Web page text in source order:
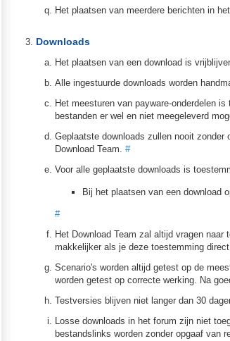
Het plaatsen van meerdere berichten in
Downloads
Het plaatsen van een download is
Alle ingestuurde downloads worden
Het meesturen van payware-onderdelen
bestanden er wel en niet meegeleverd
Geplaatste downloads zullen nooit zonder
Download Team. #
Voor alle geplaatste downloads is
Bij het plaatsen van een download
#
Het Download Team zal altijd vragen
makkelijker als je deze toestemming direct
Scenario's worden altijd getest op de
worden getest op correcte werking. Na
Testversies blijven niet langer dan 30
Losse downloads in het forum zijn niet
bestandslinks worden zonder opgaaf van